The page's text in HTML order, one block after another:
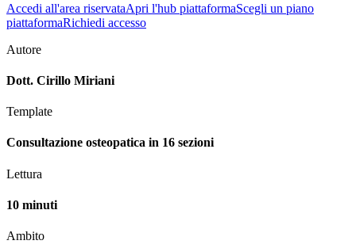
Accedi all'area riservataApri l'hub piattaformaScegli un piano
piattaformaRichiedi accesso
Autore
Dott. Cirillo Miriani
Template
Consultazione osteopatica in 16 sezioni
Lettura
10 minuti
Ambito